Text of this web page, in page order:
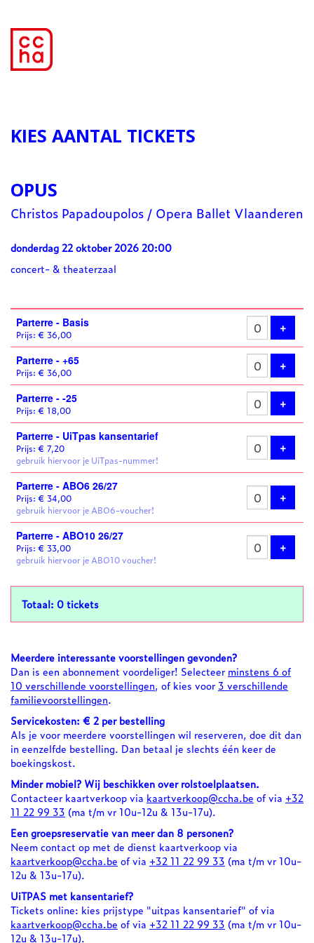
KIES AANTAL TICKETS
OPUS
Christos Papadoupolos / Opera Ballet Vlaanderen
donderdag 22 oktober 2026 20:00
concert- & theaterzaal
Aantal
Parterre - Basis
Prijs: € 36,00 +Voeg
Parterre - +65
Prijs: € 36,00 +Voeg
Parterre - -25
Prijs: € 18,00 +Voeg
Parterre - UiTpas kansentarief
Prijs: € 7,20
gebruik hiervoor je UiTpas-nummer!
+Voeg
Parterre - ABO6 26/27
Prijs: € 34,00
gebruik hiervoor je ABO6-voucher!
+Voeg
Parterre - ABO10 26/27
Prijs: € 33,00
gebruik hiervoor je ABO10 voucher!
+Voeg
Totaal: 0 tickets
Meerdere interessante voorstellingen gevonden?
Dan is een abonnement voordeliger! Selecteerminstens 6 of
10 verschillende voorstellingen, of kies voor3 verschillende
familievoorstellingen.
Servicekosten: € 2 per bestelling
Als je voor meerdere voorstellingen wil reserveren, doe dit dan
in eenzelfde bestelling. Dan betaal je slechts één keer de
boekingskost.
Minder mobiel? Wij beschikken over rolstoelplaatsen.
Contacteer kaartverkoop via kaartverkoop@ccha.be of via +32
11 22 99 33 (ma t/m vr 10u-12u & 13u-17u).
Een groepsreservatie van meer dan 8 personen?
Neem contact op met de dienst kaartverkoop via
kaartverkoop@ccha.be of via +32 11 22 99 33 (ma t/m vr 10u-
12u & 13u-17u).
UiTPAS met kansentarief?
Tickets online: kies prijstype "uitpas kansentarief" of via
kaartverkoop@ccha.be of via +32 11 22 99 33 (ma t/m vr 10u-
12u & 13u-17u).